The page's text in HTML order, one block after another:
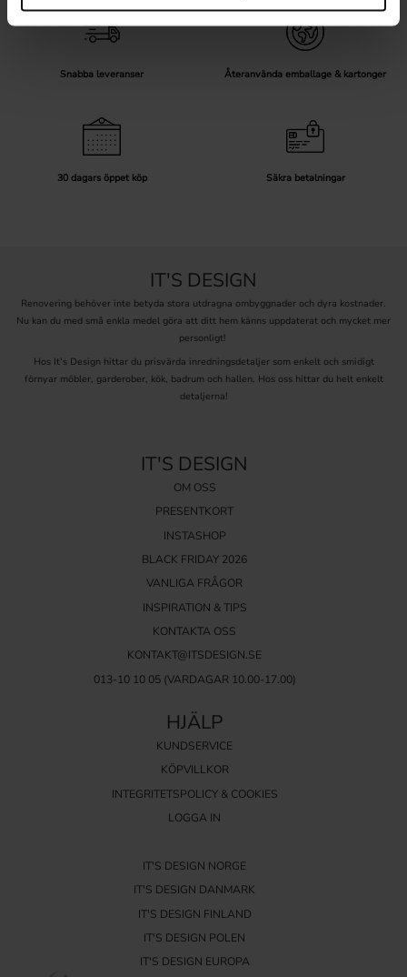
Snabba leveranser Återanvända emballage & kartonger
30 dagars öppet köp Säkra betalningar
IT'S DESIGN
Renovering behöver inte betyda stora utdragna ombyggnader och dyra kostnader.
Nu kan du med små enkla medel göra att ditt hem känns uppdaterat och mycket mer
personligt!
Hos It’s Design hittar du prisvärda inredningsdetaljer som enkelt och smidigt
förnyar möbler, garderober, kök, badrum och hallen. Hos oss hittar du helt enkelt
detaljerna!
IT'S DESIGN
OM OSS
PRESENTKORT
INSTASHOP
BLACK FRIDAY 2026
VANLIGA FRÅGOR
INSPIRATION & TIPS
KONTAKTA OSS
KONTAKT@ITSDESIGN.SE
013-10 10 05(VARDAGAR 10.00-17.00)
HJÄLP
KUNDSERVICE
KÖPVILLKOR
INTEGRITETSPOLICY & COOKIES
LOGGA IN
IT'S DESIGN NORGE
IT'S DESIGN DANMARK
IT'S DESIGN FINLAND
IT'S DESIGN POLEN
IT'S DESIGN EUROPA